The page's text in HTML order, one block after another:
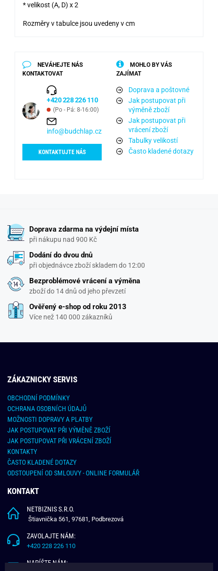
* velikost (A, D) x 2
Rozměry v tabulce jsou uvedeny v cm
NEVÁHEJTE NÁS
KONTAKTOVAT
+420 228 226 110
(Po - Pá: 8-16:00)
info@budchlap.cz
KONTAKTUJTE NÁS
MOHLO BY VÁS
ZAJÍMAT
Doprava a poštovné
Jak postupovat při
výměně zboží
Jak postupovat při
vrácení zboží
Tabulky velikostí
Často kladené dotazy
Doprava zdarma na výdejní místa
při nákupu nad 900 Kč
Dodání do dvou dnů
při objednávce zboží skladem do 12:00
Bezproblémové vrácení a výměna
zboží do 14 dnů od jeho převzetí
Ověřený e-shop od roku 2013
Více než 140 000 zákazníků
ZÁKAZNICKY SERVIS
OBCHODNÍ PODMÍNKY
OCHRANA OSOBNÍCH ÚDAJŮ
MOŽNOSTI DOPRAVY A PLATBY
JAK POSTUPOVAT PŘI VÝMĚNĚ ZBOŽÍ
JAK POSTUPOVAT PŘI VRÁCENÍ ZBOŽÍ
KONTAKTY
ČASTO KLADENÉ DOTAZY
ODSTOUPENÍ OD SMLOUVY - ONLINE FORMULÁŘ
KONTAKT
NETBIZNIS S.R.O.
Štiavnička 561, 97681, Podbrezová
ZAVOLAJTE NÁM:
+420 228 226 110
NAPÍŠTE NÁM: